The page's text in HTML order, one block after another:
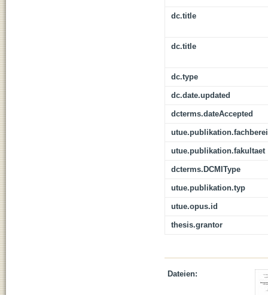
dc.title
dc.title
dc.type
dc.date.updated
dcterms.dateAccepted
utue.publikation.fakultaet
dcterms.DCMIType
utue.publikation.typ
utue.opus.id
thesis.grantor
Dateien: